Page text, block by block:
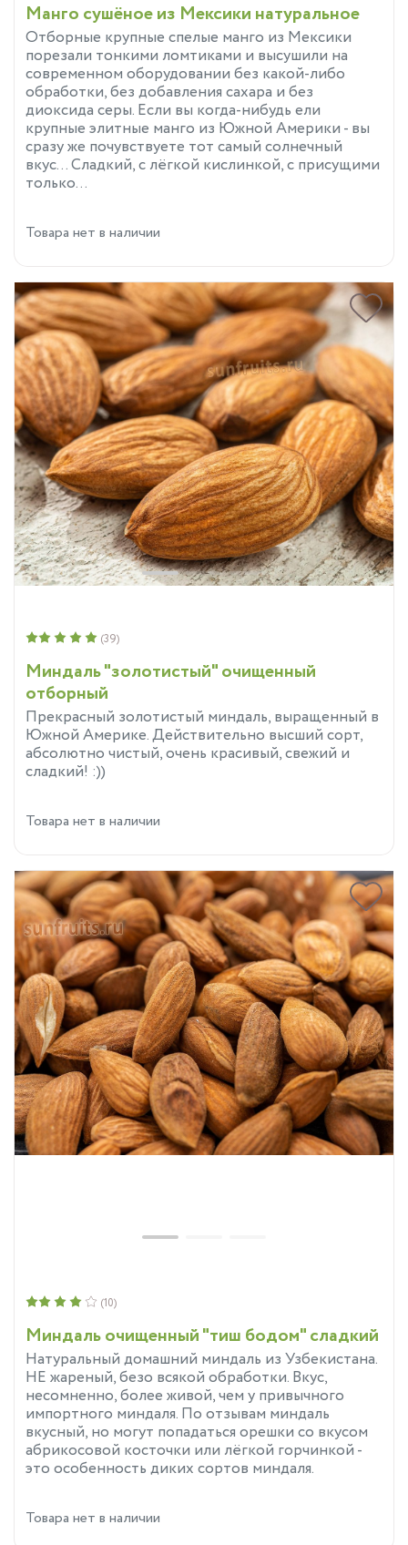
Манго сушёное из Мексики натуральное
Отборные крупные спелые манго из Мексики
порезали тонкими ломтиками и высушили на
современном оборудовании без какой-либо
обработки, без добавления сахара и без
диоксида серы. Если вы когда-нибудь ели
крупные элитные манго из Южной Америки - вы
сразу же почувствуете тот самый солнечный
вкус... Сладкий, с лёгкой кислинкой, с присущими
только...
Товара нет в наличии
Миндаль "золотистый" очищенный
отборный
Прекрасный золотистый миндаль, выращенный в
Южной Америке. Действительно высший сорт,
абсолютно чистый, очень красивый, свежий и
сладкий! :))
(39)
Товара нет в наличии
Миндаль очищенный "тиш бодом" сладкий
Натуральный домашний миндаль из Узбекистана.
НЕ жареный, безо всякой обработки. Вкус,
несомненно, более живой, чем у привычного
импортного миндаля. По отзывам миндаль
вкусный, но могут попадаться орешки со вкусом
абрикосовой косточки или лёгкой горчинкой -
это особенность диких сортов миндаля.
(10)
Товара нет в наличии